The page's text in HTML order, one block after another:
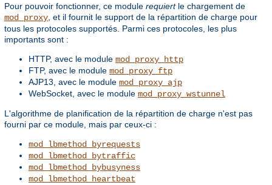
Pour pouvoir fonctionner, ce module requiertle chargement de
mod_proxy , et il fournit le support de la répartition de charge pour
tous les protocoles supportés. Parmi ces protocoles, les plus
importants sont :
HTTP, avec le module mod_proxy_http
FTP, avec le module mod_proxy_ftp
AJP13, avec le module mod_proxy_ajp
WebSocket, avec le module mod_proxy_wstunnel
L'algorithme de planification de la répartition de charge n'est pas
fourni par ce module, mais par ceux-ci :
mod_lbmethod_byrequests
mod_lbmethod_bytraffic
mod_lbmethod_bybusyness
mod_lbmethod_heartbeat